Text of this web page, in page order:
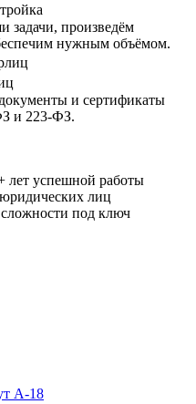
задачи, произведём
нужным объёмом.
и сертификаты
и 223-ФЗ.
лет успешной работы
лиц
под ключ
А-18